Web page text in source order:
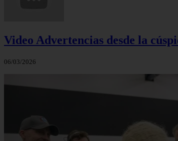
Video Advertencias desde la
06/03/2026